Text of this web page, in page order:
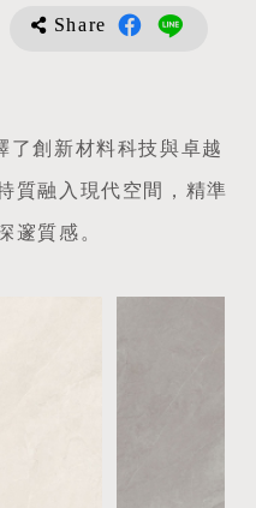
Share
創新材料科技與卓越
質融入現代空間，精準
邃質感。